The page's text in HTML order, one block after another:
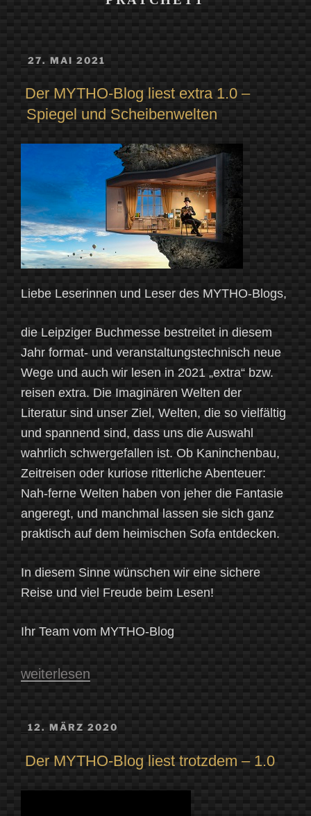
VERÖFFENTLICHT
27. MAI 2021
Der MYTHO-Blog liest extra 1.0 –
Spiegel und Scheibenwelten
Liebe Leserinnen und Leser des MYTHO-Blogs,
die Leipziger Buchmesse bestreitet in diesem
Jahr format- und veranstaltungstechnisch neue
Wege und auch wir lesen in 2021 „extra“ bzw.
reisen extra. Die Imaginären Welten der
Literatur sind unser Ziel, Welten, die so vielfältig
und spannend sind, dass uns die Auswahl
wahrlich schwergefallen ist. Ob Kaninchenbau,
Zeitreisen oder kuriose ritterliche Abenteuer:
Nah-ferne Welten haben von jeher die Fantasie
angeregt, und manchmal lassen sie sich ganz
praktisch auf dem heimischen Sofa entdecken.
In diesem Sinne wünschen wir eine sichere
Reise und viel Freude beim Lesen!
Ihr Team vom MYTHO-Blog
„Der
extra
1.0
weiterlesen
VERÖFFENTLICHT
12. MÄRZ 2020
Der MYTHO-Blog liest trotzdem – 1.0